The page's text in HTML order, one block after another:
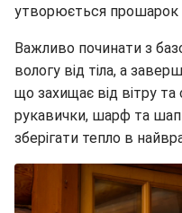
утворюється прошарок
Важливо починати з
вологу від тіла, а
що захищає від вітру та
рукавички, шарф та
зберігати тепло в